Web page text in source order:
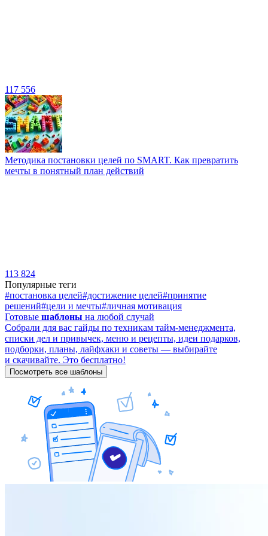
117 556
Методика постановки целей по SMART. Как превратить
мечты в понятный план действий
113 824
Популярные теги
#постановка целей#достижение целей#принятие
решений#цели и мечты#личная мотивация
Готовые шаблоны на любой случай
Собрали для вас гайды по техникам тайм-менеджмента,
списки дел и привычек, меню и рецепты, идеи подарков,
подборки, планы, лайфхаки и советы — выбирайте
и скачивайте. Это бесплатно!
Посмотреть все шаблоны